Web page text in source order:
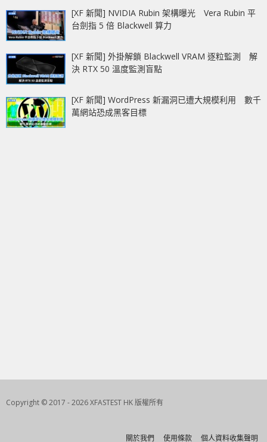
[XF 新聞] NVIDIA Rubin 架構曝光 Vera Rubin 平
台劍指 5 倍 Blackwell 算力
[XF 新聞] 外掛解鎖 Blackwell VRAM 逐粒監測 解
決 RTX 50 溫度監測盲點
[XF 新聞] WordPress 新漏洞已遭大規模利用 數千
萬網站恐成黑客目標
Copyright © 2017 - 2026 XFASTEST HK 版權所有
關於我們 使用條款 個人資料收集聲明